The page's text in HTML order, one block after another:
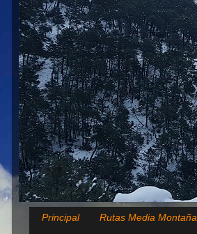
Principal Rutas Media Montaña